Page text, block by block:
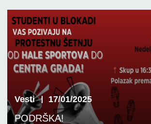
Vesti 17/01/2025
PODRŠKA!